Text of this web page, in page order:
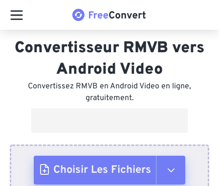
Convertisseur RMVB vers
Android Video
Convertissez RMVB en Android Video en ligne,
gratuitement.
Choisir Les Fichiers